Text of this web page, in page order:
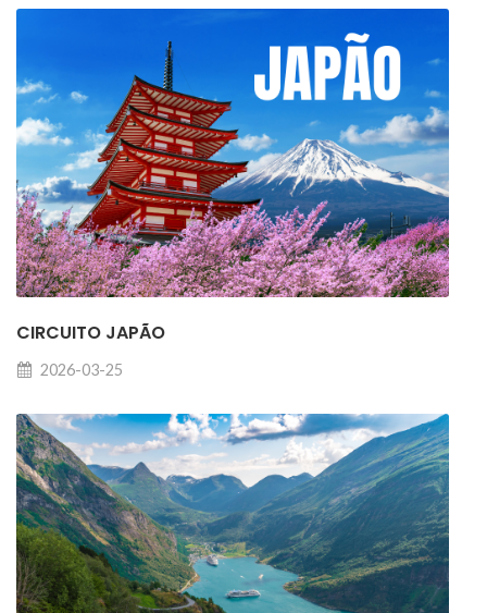
CIRCUITO JAPÃO
2026-03-25